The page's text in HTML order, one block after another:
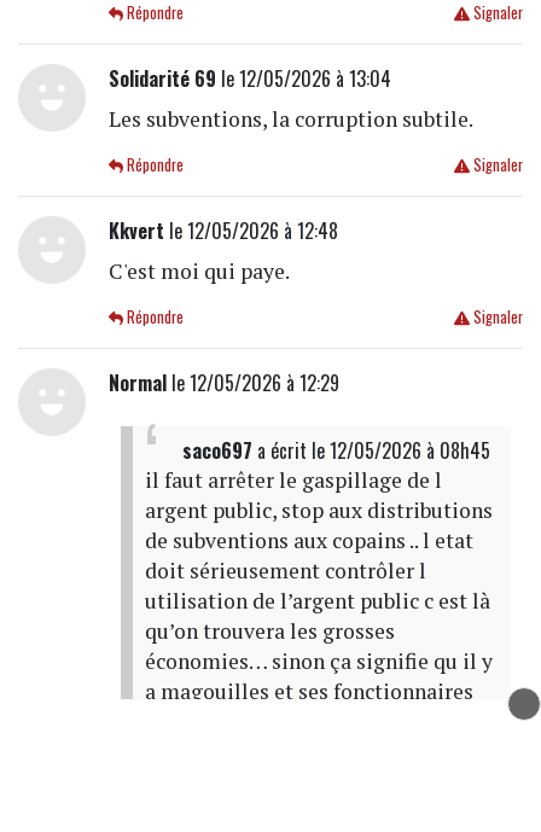
Signaler
Répondre
Solidarité 69 le 12/05/2026 à 13:04
Les subventions, la corruption subtile.
Signaler
Répondre
Kkvert le 12/05/2026 à 12:48
C'est moi qui paye.
Signaler
Répondre
Normalle 12/05/2026 à 12:29
saco697 a écrit le 12/05/2026 à 08h45
il faut arrêter le gaspillage de l
argent public, stop aux distributions
de subventions aux copains .. l etat
doit sérieusement contrôler l
utilisation de l’argent public c est là
qu’on trouvera les grosses
économies… sinon ça signifie qu il y
a magouilles et ses fonctionnaires